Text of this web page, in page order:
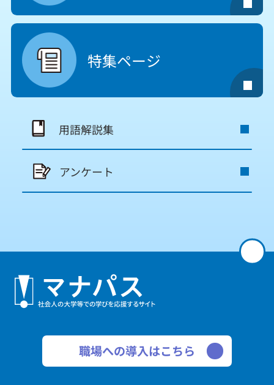
特集ページ
用語解説集
アンケート
職場への導入はこちら